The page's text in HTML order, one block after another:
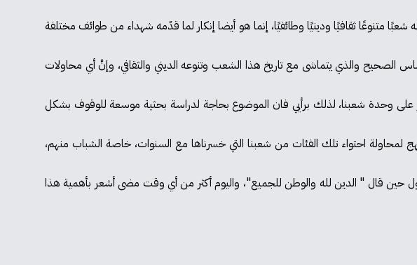
متنوعًا ثقافيًا ودينيًا وطائفيًا، إنما هو أيضا إنكار لما قدّمه شهداء من طوائف مختلفة
الصحيح والذي يتماشى مع تاريخ هذا الشعب وتنوعه الديني والثقافي، وإنَّ أي محاولات
على وحدة شعبنا، لذلك برأيي فان الموضوع بحاجة لدراسة بحثية موسعة للوقوف بشكل
لمحاولة احتواء تلك الفئات من شعبنا التي خسرناها مع السنوات، خاصة الشباب منهم،
حين قال " الدين لله والوطن للجميع"، واليوم أكثر من أي وقت مضى أشعر بأهمية هذا